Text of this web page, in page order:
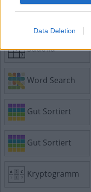
Data Deletion
Sudoku
Word Search
Gut Sortiert
Gut Sortiert
Kryptogramm